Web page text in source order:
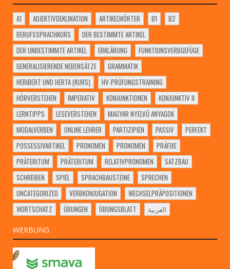
A1 ADJEKTIVDEKLINATION ARTIKELWÖRTER B1
B2
BERUFSSPRACHKURS
DER BESTIMMTE ARTIKEL
DER UNBESTIMMTE ARTIKEL
ERKLÄRUNG
FUNKTIONSVERBGEFÜGE
GENERALISIERENDE NEBENSÄTZE
GRAMMATIK
HERIBERT UND HERTA (KURS)
HV-PRÜFUNGSTRAINING
HÖRVERSTEHEN
IMPERATIV KONJUNKTIONEN
KONJUNKTIV II
LERNTIPPS
LESEVERSTEHEN
MAGYAR NYELVŰ ANYAGOK
MODALVERBEN
ONLINE LEHRER PARTIZIPIEN PASSIV
PERFEKT
POSSESSIVARTIKEL
PRONOMEN PRONOMEN
PRÄFIXE
PRÄTERITUM
PRÄTERITUM RELATIVPRONOMEN
SATZBAU
SCHREIBEN
SPIEL SPRACHBAUSTEINE
SPRECHEN
UNCATEGORIZED
VERBKONJUGATION
WECHSELPRÄPOSITIONEN
WORTSCHATZ
ÜBUNGEN ÜBUNGSBLATT العربية
WERBUNG